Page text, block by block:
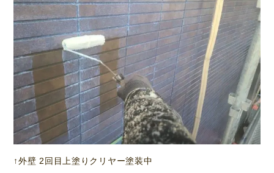
↑外壁 2回目上塗りクリヤー塗装中